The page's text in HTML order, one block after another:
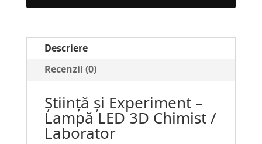
cu
Chimist
/
Laborator
Descriere
Recenzii (0)
Știință și Experiment –
Lampă LED 3D Chimist /
Laborator